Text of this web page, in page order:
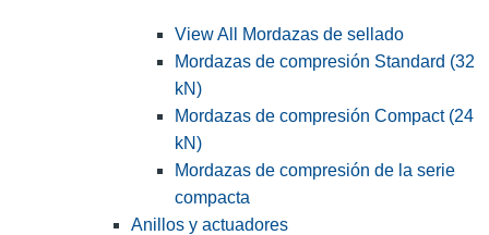
View All Mordazas de sellado
Mordazas de compresión Standard (32
kN)
Mordazas de compresión Compact (24
kN)
Mordazas de compresión de la serie
compacta
Anillos y actuadores